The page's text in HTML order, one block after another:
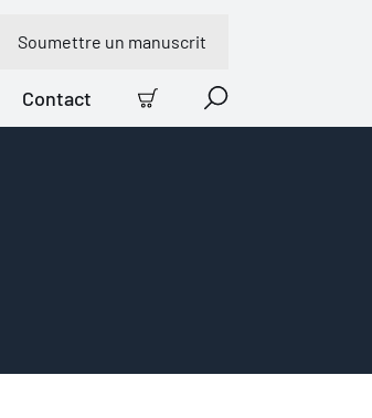
Soumettre un manuscrit
Contact
Panier Recherche